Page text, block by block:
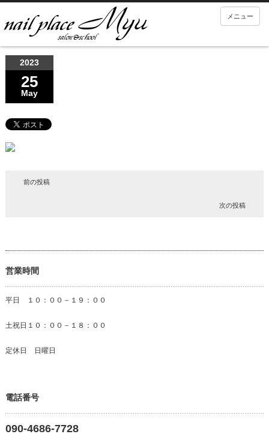
メニュー
2023
25
May
前の投稿
次の投稿
営業時間
平日 １０：００－１９：００
土祝日１０：００－１８：００
定休日 日曜日
電話番号
090-4686-7728